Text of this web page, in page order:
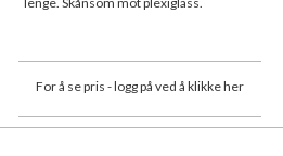
For å se pris - logg på ved å klikke her